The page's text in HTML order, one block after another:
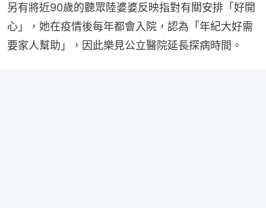
另有將近90歲的聽眾陸婆婆反映指對有關安排「好開
心」，她在疫情後每年都會入院，認為「年紀大好需
要家人幫助」，因此樂見公立醫院延長探病時間。